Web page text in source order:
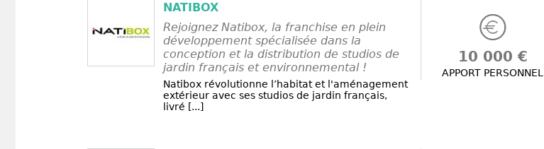
NATIBOX
Rejoignez Natibox, la franchise en plein
développement spécialisée dans la
conception et la distribution de studios de
jardin français et environnemental !
Natibox révolutionne l’habitat et l'aménagement
extérieur avec ses studios de jardin français,
livré [...]
10 000 €
APPORT PERSONNEL